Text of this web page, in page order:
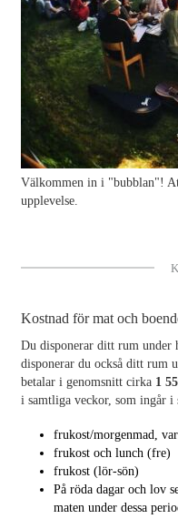
Välkommen in i "bubblan"!
upplevelse.
Kostnad för mat och
Du disponerar ditt rum under
disponerar du också ditt rum
betalar i genomsnitt cirka 1
i samtliga veckor, som ingår
frukost/morgenmad,
frukost och lunch (fre)
frukost (lör-sön)
På röda dagar och lov
maten under dessa